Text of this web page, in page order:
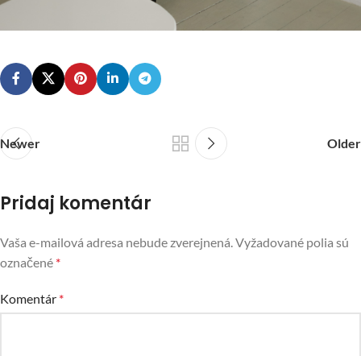
Newer Older
Pridaj komentár
Vaša e-mailová adresa nebude zverejnená. Vyžadované polia sú
označené *
Komentár *